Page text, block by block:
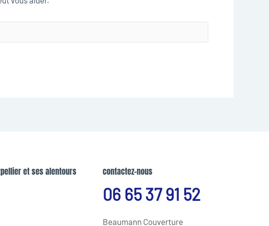
et ses alentours
contactez-nous
06 65 37 91 52
Beaumann Couverture